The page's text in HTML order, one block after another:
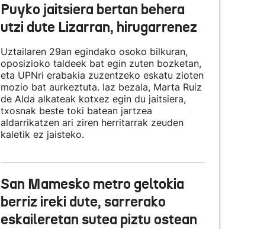
Puyko jaitsiera bertan behera
utzi dute Lizarran, hirugarrenez
Uztailaren 29an egindako osoko bilkuran,
oposizioko taldeek bat egin zuten bozketan,
eta UPNri erabakia zuzentzeko eskatu zioten
mozio bat aurkeztuta. Iaz bezala, Marta Ruiz
de Alda alkateak kotxez egin du jaitsiera,
txosnak beste toki batean jartzea
aldarrikatzen ari ziren herritarrak zeuden
kaletik ez jaisteko.
San Mamesko metro geltokia
berriz ireki dute, sarrerako
eskaileretan sutea piztu ostean